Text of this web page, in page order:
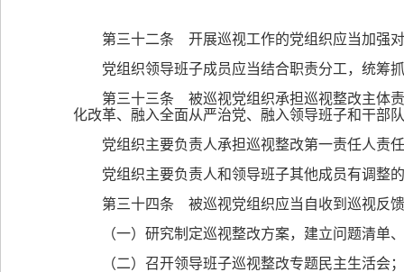
第三十二条 开展巡视工作的党组织应当加强
党组织领导班子成员应当结合职责分工，统筹
第三十三条 被巡视党组织承担巡视整改主体
化改革、融入全面从严治党、融入领导班子和干部
党组织主要负责人承担巡视整改第一责任人责
党组织主要负责人和领导班子其他成员有调整
第三十四条 被巡视党组织应当自收到巡视反
（一）研究制定巡视整改方案，建立问题清
（二）召开领导班子巡视整改专题民主生活会；